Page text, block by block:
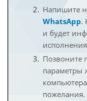
Напишите
WhatsApp.
и будет
Позвоните
параметры
пожелания.